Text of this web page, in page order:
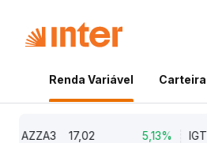
Renda Variável
AZZA3 17,02 5,13% IGTI11